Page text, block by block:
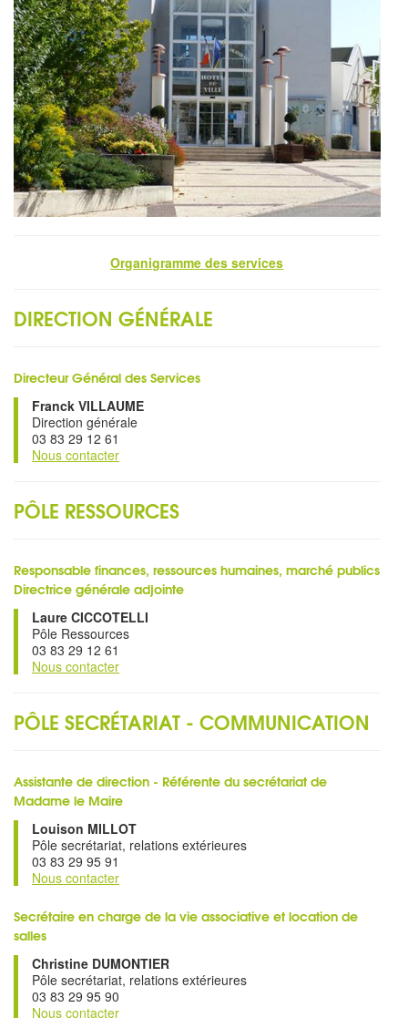
Organigramme des services
DIRECTION GÉNÉRALE
Directeur Général des Services
Franck VILLAUME
Direction générale
03 83 29 12 61
Nous contacter
PÔLE RESSOURCES
Responsable finances, ressources humaines, marché publics
Directrice générale adjointe
Laure CICCOTELLI
Pôle Ressources
03 83 29 12 61
Nous contacter
PÔLE SECRÉTARIAT - COMMUNICATION
Assistante de direction - Référente du secrétariat de
Madame le Maire
Louison MILLOT
Pôle secrétariat, relations extérieures
03 83 29 95 91
Nous contacter
Secrétaire en charge de la vie associative et location de
salles
Christine DUMONTIER
Pôle secrétariat, relations extérieures
03 83 29 95 90
Nous contacter